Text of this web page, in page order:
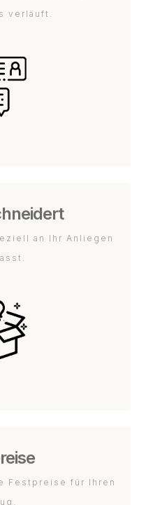
verläuft.
an Ihr Anliegen
Festpreise für Ihren